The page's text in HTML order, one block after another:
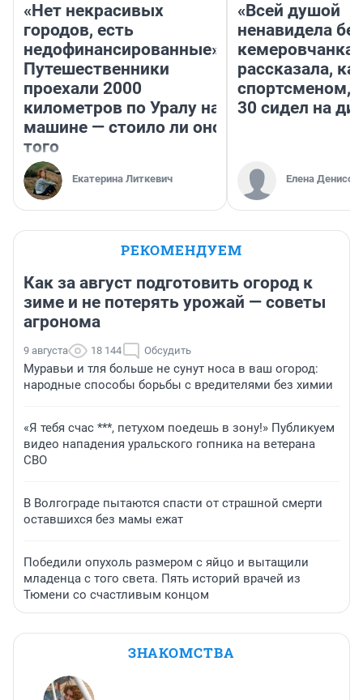
«Нет некрасивых
городов, есть
недофинансированные».
Путешественники
проехали 2000
километров по Уралу на
машине — стоило ли оно
того
Екатерина Литкевич
«Всей душой
ненавидела
кемеровчанка
рассказала,
спортсменом,
30 сидел на
Елена
РЕКОМЕНДУЕМ
Как за август подготовить огород к
зиме и не потерять урожай — советы
агронома
9 августа 18 144 Обсудить
Муравьи и тля больше не сунут носа в ваш огород:
народные способы борьбы с вредителями без химии
«Я тебя счас ***, петухом поедешь в зону!» Публикуем
видео нападения уральского гопника на ветерана
СВО
В Волгограде пытаются спасти от страшной смерти
оставшихся без мамы ежат
Победили опухоль размером с яйцо и вытащили
младенца с того света. Пять историй врачей из
Тюмени со счастливым концом
ЗНАКОМСТВА